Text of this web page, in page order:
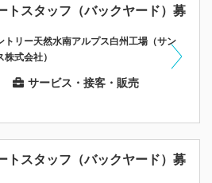
トスタッフ（バックヤード）募
リー天然水南アルプス白州工場（サン
式会社）
サービス・接客・販売
トスタッフ（バックヤード）募